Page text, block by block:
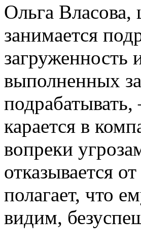
Ольга Власова,
занимается
загруженность
выполненных
карается в
вопреки
отказывается
полагает, что
видим,